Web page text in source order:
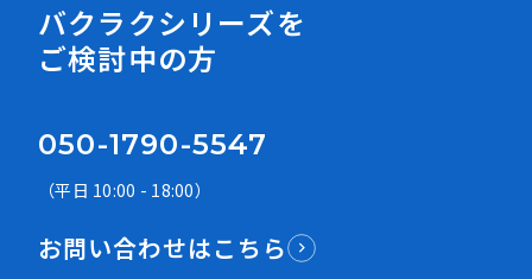
バクラクシリーズを
ご検討中の方
050-1790-5547
（平日 10:00 - 18:00）
お問い合わせはこちら